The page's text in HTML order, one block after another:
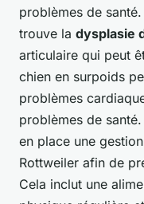
problèmes de
trouve la dysplasie
articulaire qui peut
chien en surpoids
problèmes
problèmes de
en place une
Rottweiler afin de
Cela inclut une